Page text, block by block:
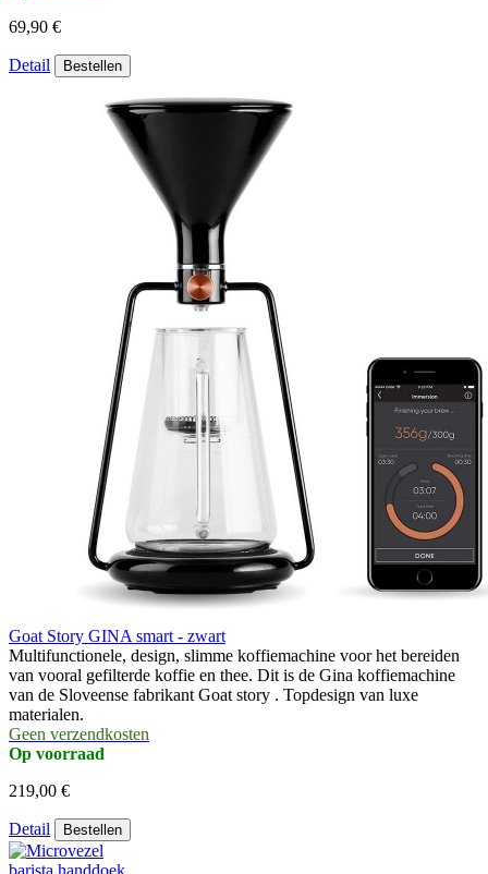
69,90 €
Detail Bestellen
Goat Story GINA smart - zwart
Multifunctionele, design, slimme koffiemachine voor het bereiden
van vooral gefilterde koffie en thee. Dit is de Gina koffiemachine
van de Sloveense fabrikant Goat story . Topdesign van luxe
materialen.
Geen verzendkosten
Op voorraad
219,00 €
Detail Bestellen